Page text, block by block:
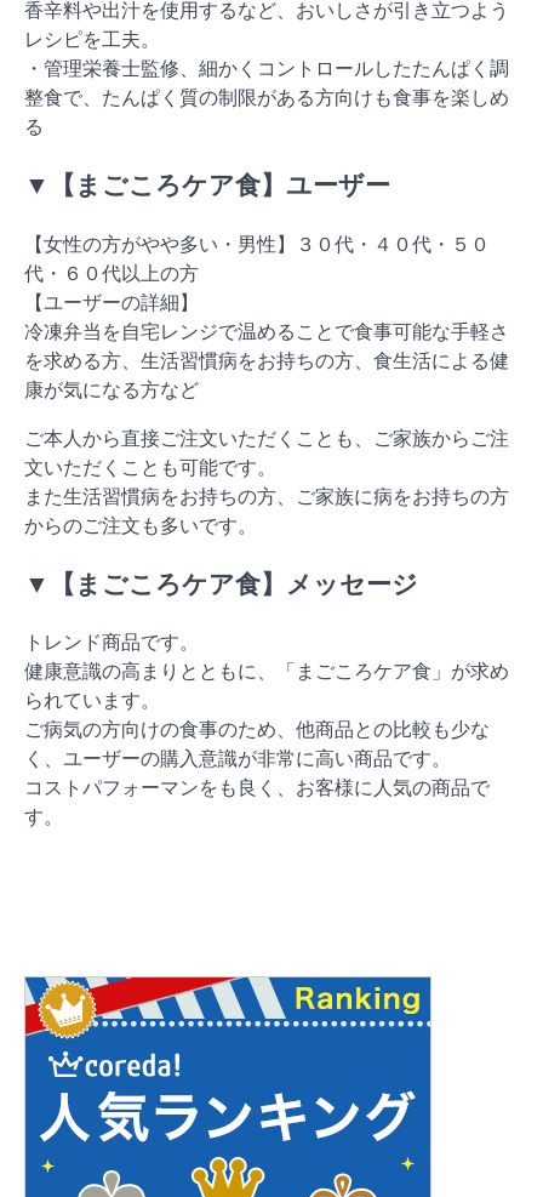
香辛料や出汁を使用するなど、おいしさが引き立つよう
レシピを工夫。
・管理栄養士監修、細かくコントロールしたたんぱく調
整食で、たんぱく質の制限がある方向けも食事を楽しめ
る
▼【まごころケア食】ユーザー
【女性の方がやや多い・男性】３０代・４０代・５０
代・６０代以上の方
【ユーザーの詳細】
冷凍弁当を自宅レンジで温めることで食事可能な手軽さ
を求める方、生活習慣病をお持ちの方、食生活による健
康が気になる方など
ご本人から直接ご注文いただくことも、ご家族からご注
文いただくことも可能です。
また生活習慣病をお持ちの方、ご家族に病をお持ちの方
からのご注文も多いです。
▼【まごころケア食】メッセージ
トレンド商品です。
健康意識の高まりとともに、「まごころケア食」が求め
られています。
ご病気の方向けの食事のため、他商品との比較も少な
く、ユーザーの購入意識が非常に高い商品です。
コストパフォーマンをも良く、お客様に人気の商品で
す。